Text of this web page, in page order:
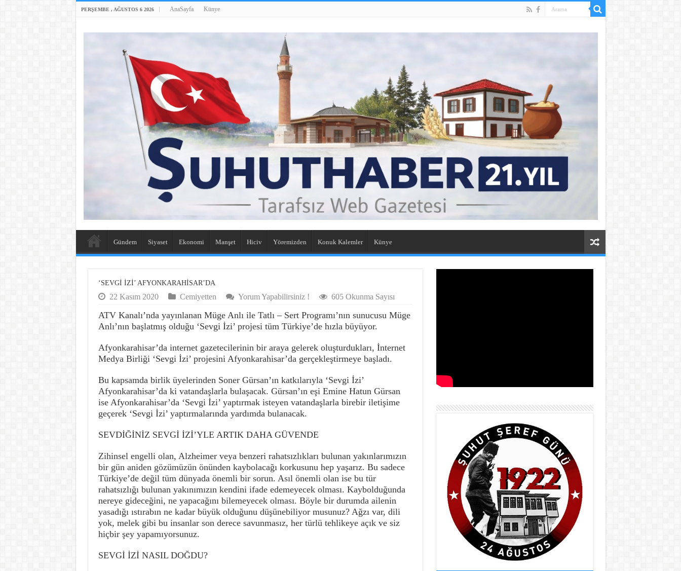
PERŞEMBE , AĞUSTOS 6 2026 AnaSayfa Künye
Gündem Siyaset Ekonomi Manşet Hiciv Yöremizden Konuk Kalemler Künye
‘SEVGİ İZİ’ AFYONKARAHİSAR’DA
22 Kasım 2020 Cemiyetten Yorum Yapabilirsiniz ! 605 Okunma Sayısı
ATV Kanalı’nda yayınlanan Müge Anlı ile Tatlı – Sert Programı’nın sunucusu Müge
Anlı’nın başlatmış olduğu ‘Sevgi İzi’ projesi tüm Türkiye’de hızla büyüyor.
Afyonkarahisar’da internet gazetecilerinin bir araya gelerek oluşturdukları, İnternet
Medya Birliği ‘Sevgi İzi’ projesini Afyonkarahisar’da gerçekleştirmeye başladı.
Bu kapsamda birlik üyelerinden Soner Gürsan’ın katkılarıyla ‘Sevgi İzi’
Afyonkarahisar’da ki vatandaşlarla bulaşacak. Gürsan’ın eşi Emine Hatun Gürsan
ise Afyonkarahisar’da ‘Sevgi İzi’ yaptırmak isteyen vatandaşlarla birebir iletişime
geçerek ‘Sevgi İzi’ yaptırmalarında yardımda bulanacak.
SEVDİĞİNİZ SEVGİ İZİ’YLE ARTIK DAHA GÜVENDE
Zihinsel engelli olan, Alzheimer veya benzeri rahatsızlıkları bulunan yakınlarımızın
bir gün aniden gözümüzün önünden kaybolacağı korkusunu hep yaşarız. Bu sadece
Türkiye’de değil tüm dünyada önemli bir sorun. Asıl önemli olan ise bu tür
rahatsızlığı bulunan yakınımızın kendini ifade edemeyecek olması. Kaybolduğunda
nereye gideceğini, ne yapacağını bilemeyecek olması. Böyle bir durumda ailenin
yasadığı ıstırabın ne kadar büyük olduğunu düşünebiliyor musunuz? Ağzı var, dili
yok, melek gibi bu insanlar son derece savunmasız, her türlü tehlikeye açık ve siz
hiçbir şey yapamıyorsunuz.
SEVGİ İZİ NASIL DOĞDU?